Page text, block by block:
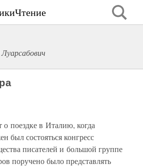
о поездке в Италию, когда
был состояться конгресс
писателей и большой группе
поручено было представлять